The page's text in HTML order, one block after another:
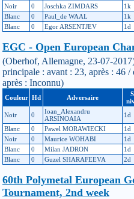
Noir
0 Joschka ZIMDARS 1k
Blanc
0 Paul_de WAAL 1k
Blanc
0 Egor ARSENTJEV 1d
EGC - Open European
(Oberhof, Allemagne, 23-07-
principale : avant : 23, après : 46
après : Inconnu)
Couleur Hd Adversaire
Noir
0
Ioan_Alexandru
ARSINOAIA
1d
Blanc
0 Pawel MORAWIECKI 1d
Noir
0 Maurice WOHABI 1d
Blanc
0 Milan JADRON 1d
Blanc
0 Guzel SHARAFEEVA 2d
60th Polymetal European
Tournament, 2nd week